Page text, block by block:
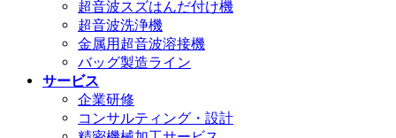
超音波スズはんだ付け機
超音波洗浄機
金属用超音波溶接機
バッグ製造ライン
サービス
企業研修
コンサルティング・設計